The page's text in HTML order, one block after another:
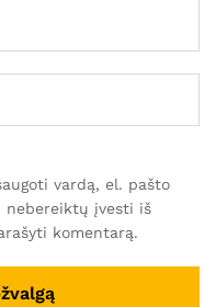
vardą, el. pašto
nebereiktų įvesti iš
komentarą.